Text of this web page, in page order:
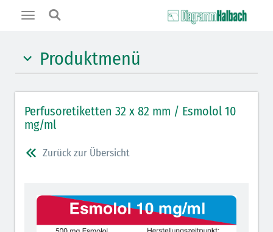
Toggle
Produktmenü
Benzodiazepine (orange)
Muskelrelaxantien (weiß-rot): DIVI 2012
Muskelrelaxans Antagonisten (rot schraffiert): DIVI
Opiate/Opioide (hellblau)
Lokalanästhetika (grau)
Perfusoretiketten 32 x 82 mm / Esmolol 10
mg/ml
Zurück zur Übersicht